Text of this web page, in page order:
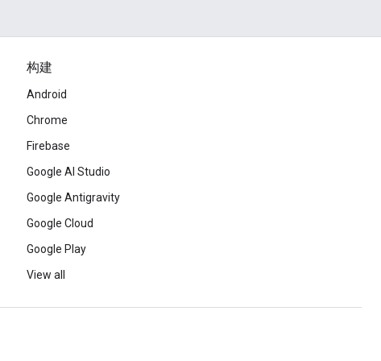
构建
Android
Chrome
Firebase
Google AI Studio
Google Antigravity
Google Cloud
Google Play
View all